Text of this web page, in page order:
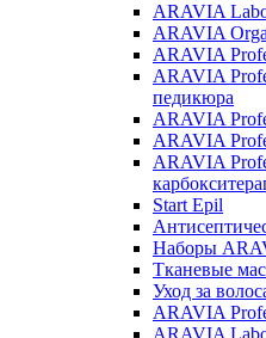
ARAVIA
ARAVIA
ARAVIA
ARAVIA
педикюра
ARAVIA
ARAVIA
ARAVIA
Start Epil
Наборы
Тканевые
Уход за
ARAVIA
ARAVIA